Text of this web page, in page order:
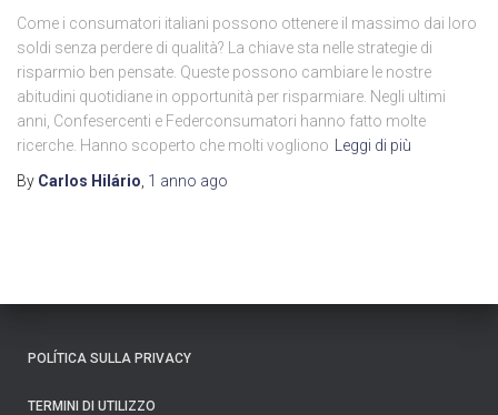
Come i consumatori italiani possono ottenere il massimo dai loro
soldi senza perdere di qualità? La chiave sta nelle strategie di
risparmio ben pensate. Queste possono cambiare le nostre
abitudini quotidiane in opportunità per risparmiare. Negli ultimi
anni, Confesercenti e Federconsumatori hanno fatto molte
ricerche. Hanno scoperto che molti vogliono
Leggi di più
By Carlos Hilário 1 anno ago
POLÍTICA SULLA PRIVACY
TERMINI DI UTILIZZO